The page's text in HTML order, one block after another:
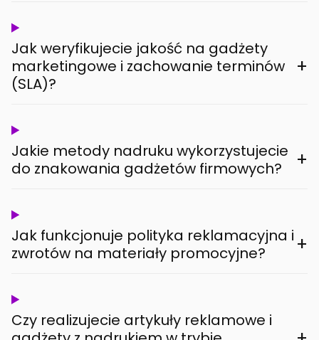
Jak weryfikujecie jakość na gadżety
marketingowe i zachowanie terminów
(SLA)?
+
Jakie metody nadruku wykorzystujecie
do znakowania gadżetów firmowych?
+
Jak funkcjonuje polityka reklamacyjna i
zwrotów na materiały promocyjne?
+
Czy realizujecie artykuły reklamowe i